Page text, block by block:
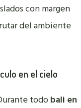
con margen
del ambiente
en el cielo
todobali en